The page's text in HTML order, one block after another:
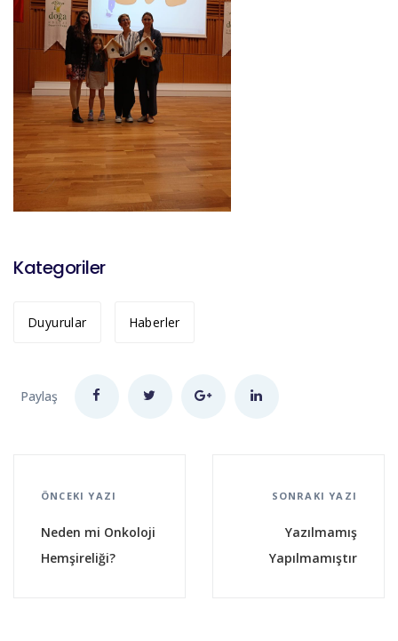
Kategoriler
Duyurular Haberler
Paylaş
ÖNCEKI YAZI
Neden mi Onkoloji
Hemşireliği?
SONRAKI YAZI
Yazılmamış
Yapılmamıştır